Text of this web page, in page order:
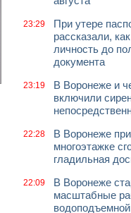
23:29
При утере
рассказали,
личность до
документа
23:19
В Воронеже и
включили
22:28
В Воронеже
многоэтажке
гладильная
22:09
В Воронеже
масштабные